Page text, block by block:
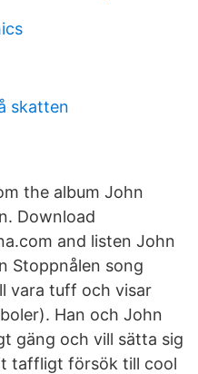
skatten
the album John
Download
and listen John
Stoppnålen song
vara tuff och visar
Han och John
gäng och vill sätta sig
taffligt försök till cool